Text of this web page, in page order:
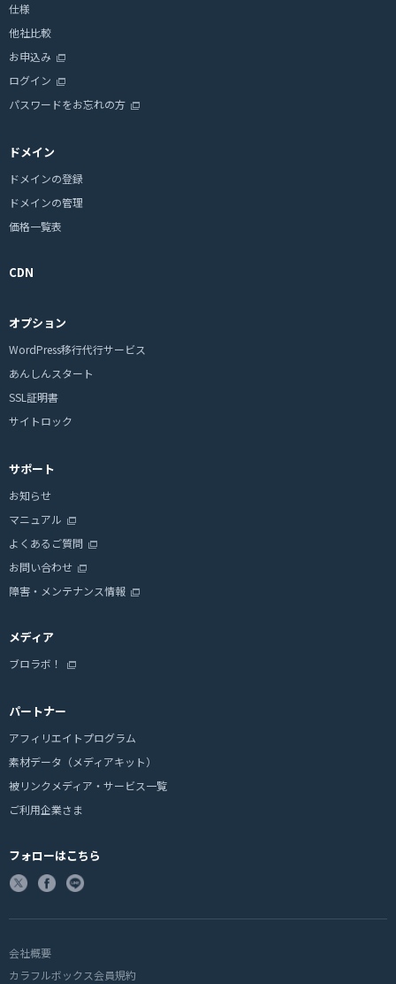
仕様
他社比較
お申込み
ログイン
パスワードをお忘れの方
ドメイン
ドメインの登録
ドメインの管理
価格一覧表
CDN
オプション
WordPress移行代行サービス
あんしんスタート
SSL証明書
サイトロック
サポート
お知らせ
マニュアル
よくあるご質問
お問い合わせ
障害・メンテナンス情報
メディア
ブロラボ！
パートナー
アフィリエイトプログラム
素材データ（メディアキット）
被リンクメディア・サービス一覧
ご利用企業さま
フォローはこちら
会社概要
カラフルボックス会員規約